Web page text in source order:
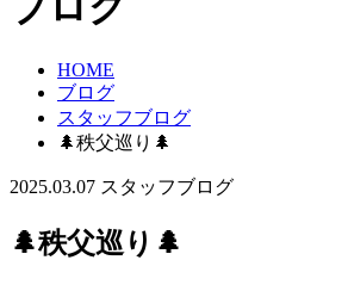
HOME
ブログ
スタッフブログ
🌲秩父巡り🌲
2025.03.07 スタッフブログ
🌲秩父巡り🌲